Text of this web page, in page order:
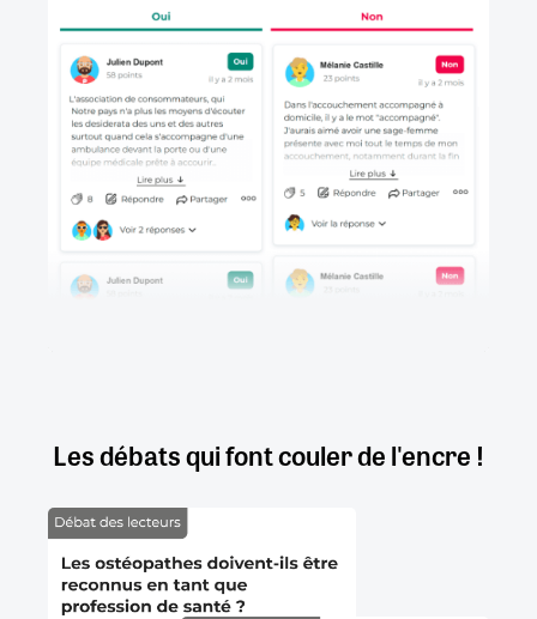
Les débats qui font couler de l'encre !